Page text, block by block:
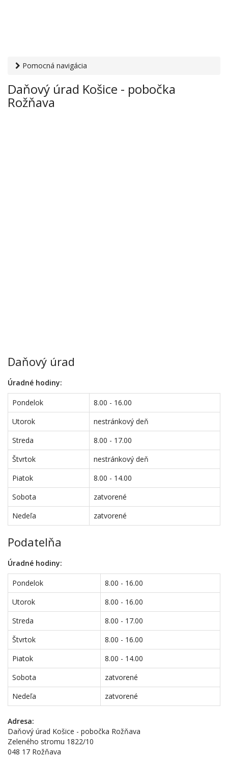
Pomocná navigácia
úrad Košice - pobočka Rožňava
Daňový úrad Košice - pobočka
Rožňava
Daňový úrad
Úradné hodiny:
Pondelok
8.00 - 16.00
Utorok
nestránkový deň
Streda
8.00 - 17.00
Štvrtok
nestránkový deň
Piatok
8.00 - 14.00
Sobota
zatvorené
Nedeľa
zatvorené
Podatelňa
Úradné hodiny:
Pondelok
8.00 - 16.00
Utorok
8.00 - 16.00
Streda
8.00 - 17.00
Štvrtok
8.00 - 16.00
Piatok
8.00 - 14.00
Sobota
zatvorené
Nedeľa
zatvorené
Adresa:
Daňový úrad Košice - pobočka Rožňava
Zeleného stromu 1822/10
048 17 Rožňava